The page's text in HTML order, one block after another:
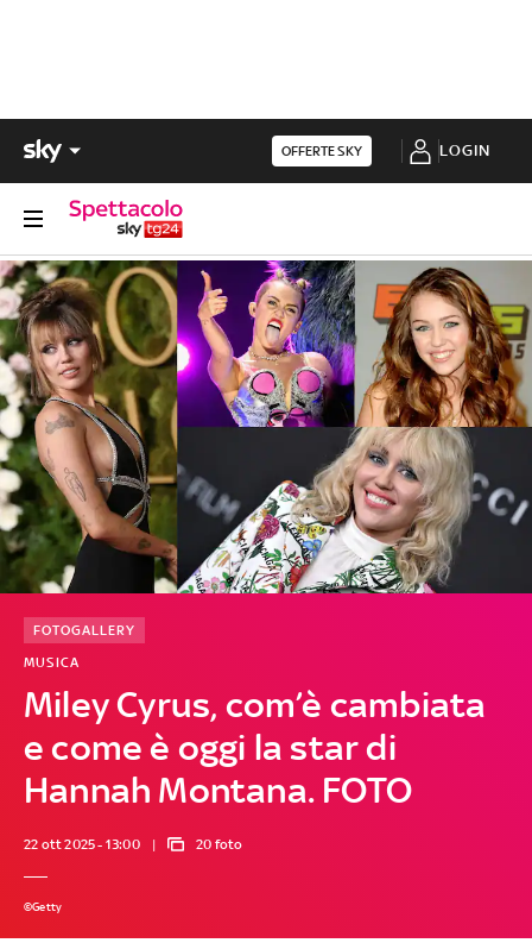
OFFERTE SKY LOGIN
Miley Cyrus, com’è cambiata
e come è oggi la star di
Hannah Montana. FOTO
MUSICA
FOTOGALLERY
22 ott 2025 - 13:00 20 foto
©Getty